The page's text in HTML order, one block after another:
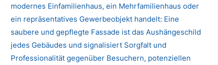
modernes Einfamilienhaus, ein Mehrfamilienhaus oder
ein repräsentatives Gewerbeobjekt handelt: Eine
saubere und gepflegte Fassade ist das Aushängeschild
jedes Gebäudes und signalisiert Sorgfalt und
Professionalität gegenüber Besuchern, potenziellen